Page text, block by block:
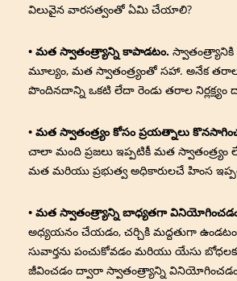
విలువైన వారసత్వంతో ఏమి చేయాలి?
• మత స్వాతంత్ర్యాన్ని కాపాడటం.
మూల్యం, మత స్వాతంత్ర్యంతో సహా. అనేక
పొందినదాన్ని ఒకటి లేదా రెండు తరాల నిర్లక్ష్యం
• మత స్వాతంత్ర్యం కోసం ప్రయత్నాలు
చాలా మంది ప్రజలు ఇప్పటికీ మత స్వాతంత్ర్యం
మత మరియు ప్రభుత్వ అధికారులచే హింస
• మత స్వాతంత్ర్యాన్ని బాధ్యతగా
అధ్యయనం చేయడం, చర్చికి మద్దతుగా
సువార్తను పంచుకోవడం మరియు యేసు
జీవించడం ద్వారా స్వాతంత్ర్యాన్ని